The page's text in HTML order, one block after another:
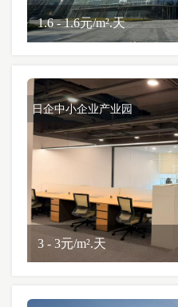
1.6 - 1.6元/m².天
日企中小企业产业园
3 - 3元/m².天